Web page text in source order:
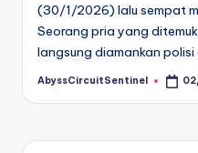
(30/1/2026) lalu sempat
Seorang pria yang
langsung diamankan polisi
Posted
AbyssCircuitSentinel